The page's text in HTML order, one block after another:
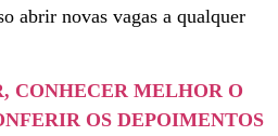
abrir novas vagas a qualquer
CONHECER MELHOR O
OS DEPOIMENTOS